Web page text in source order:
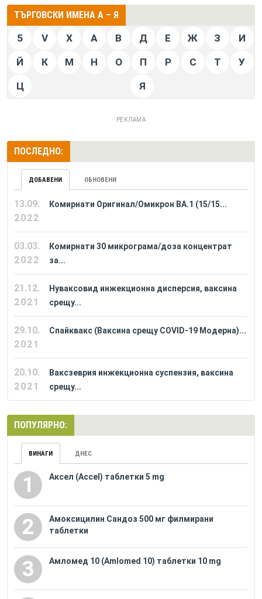
ТЪРГОВСКИ ИМЕНА А – Я
5 V X А В Д Е Ж З И
Й К М Н О П Р С Т У
Ц Я
РЕКЛАМА
ПОСЛЕДНО:
ДОБАВЕНИ ОБНОВЕНИ
13.09.
2022
Комирнати Оригинал/Омикрон BA.1 (15/15...
03.03.
2022
Комирнати 30 микрограма/доза концентрат
за...
21.12.
2021
Нуваксовид инжекционна дисперсия, ваксина
срещу...
29.10.
2021
Спайквакс (Ваксина срещу COVID-19 Модерна)...
20.10.
2021
Ваксзеврия инжекционна суспензия, ваксина
срещу...
ПОПУЛЯРНО:
ВИНАГИ ДНЕС
1 Аксел (Accel) таблетки 5 mg
2
Амоксицилин Сандоз 500 мг филмирани
таблетки
3 Амломед 10 (Amlomed 10) таблетки 10 mg